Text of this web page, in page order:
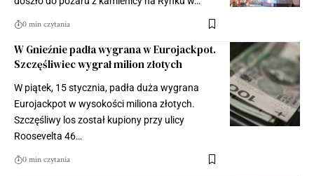
0 min czytania
W Gnieźnie padła wygrana w Eurojackpot.
Szczęśliwiec wygrał milion złotych
W piątek, 15 stycznia, padła duża wygrana
Eurojackpot w wysokości miliona złotych.
Szczęśliwy los został kupiony przy ulicy
Roosevelta 46…
0 min czytania